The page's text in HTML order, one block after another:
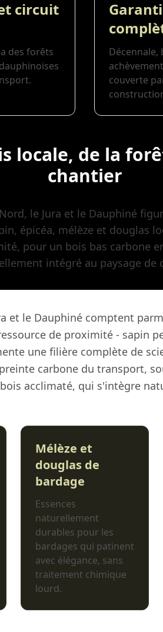
circuit
des forêts
couverte
locale, de la
chantier
le Jura et le Dauphiné
épicéa, mélèze et douglas
pour un bois bas carbone
intégré au paysage de
et le Dauphiné comptent
de proximité - sapin
une filière complète de
carbone du transport,
acclimaté, qui s'intègre
Mélèze et
douglas de
bardage
Essences
naturellement
durables pour les
bardages qui patinent
avec élégance, sans
traitement chimique
lourd.